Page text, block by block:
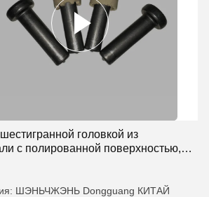
головкой из
с полированной поверхностью,
и трубопроводах
ШЭНЬЧЖЭНЬ Dongguang КИТАЙ